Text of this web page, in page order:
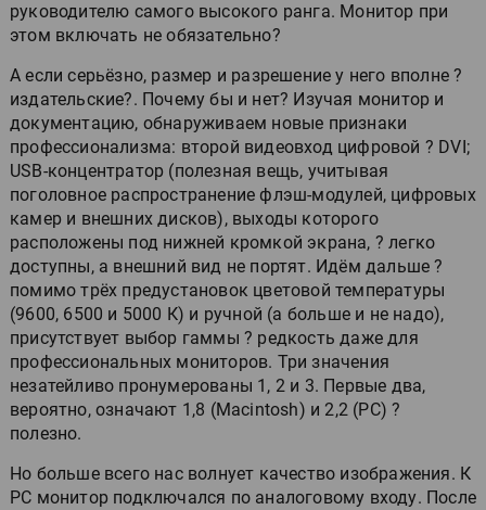
руководителю самого высокого ранга. Монитор при
этом включать не обязательно?
А если серьёзно, размер и разрешение у него вполне ?
издательские?. Почему бы и нет? Изучая монитор и
документацию, обнаруживаем новые признаки
профессионализма: второй видеовход цифровой ? DVI;
USB-концентратор (полезная вещь, учитывая
поголовное распространение флэш-модулей, цифровых
камер и внешних дисков), выходы которого
расположены под нижней кромкой экрана, ? легко
доступны, а внешний вид не портят. Идём дальше ?
помимо трёх предустановок цветовой температуры
(9600, 6500 и 5000 К) и ручной (а больше и не надо),
присутствует выбор гаммы ? редкость даже для
профессиональных мониторов. Три значения
незатейливо пронумерованы 1, 2 и 3. Первые два,
вероятно, означают 1,8 (Macintosh) и 2,2 (PC) ?
полезно.
Но больше всего нас волнует качество изображения. К
PC монитор подключался по аналоговому входу. После